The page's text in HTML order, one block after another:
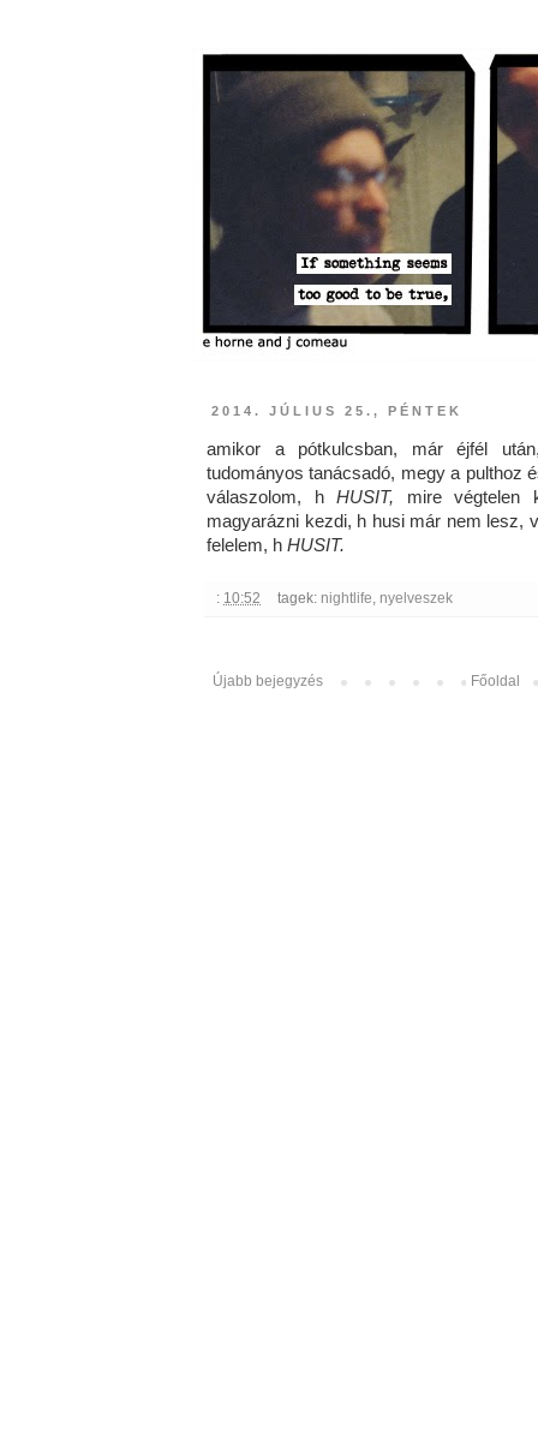
2014. JÚLIUS 25., PÉNTEK
amikor a pótkulcsban, már éjfél
tudományos tanácsadó, megy a pulthoz
válaszolom, hHUSIT, mire végtelen
magyarázni kezdi, h husi már nem lesz,
felelem, h HUSIT.
: 10:52 tagek: nightlife, nyelveszek
Újabb bejegyzés Főoldal